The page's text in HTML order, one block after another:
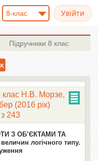
8-клас
Підручники 8 клас
клас Н.В. Морзе,
(2016 рік)
243
З ОБ’ЄКТАМИ ТА
логічного типу.